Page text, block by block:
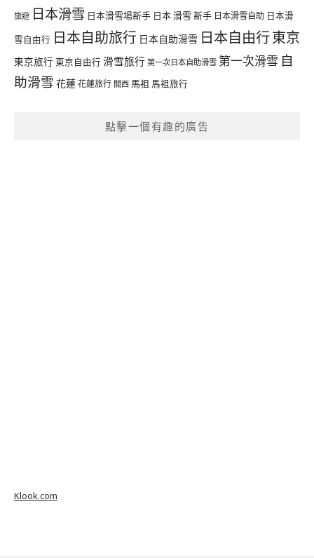
旅遊 日本滑雪 日本滑雪場新手 日本 滑雪 新手 日本滑雪自助 日本滑
雪自由行 日本自助旅行 日本自助滑雪 日本自由行東京
東京旅行 東京自由行 滑雪旅行 第一次日本自助滑雪 第一次滑雪 自
助滑雪 花蓮花蓮旅行 關西 馬祖 馬祖旅行
點擊一個有趣的廣告
Klook.com